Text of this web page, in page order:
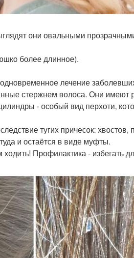
они овальными
более длинное).
лечение
стержнем волоса. Они имеют
- особый вид перхоти,
тугих причесок:
и остаётся в виде муфты.
Профилактика - избегать